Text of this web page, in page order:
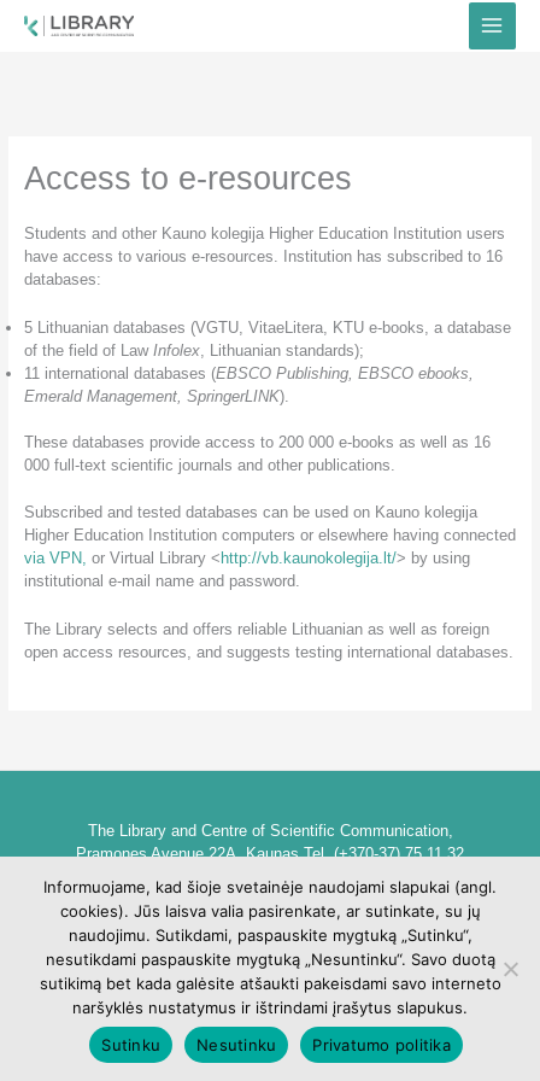
Access to e-resources
Students and other Kauno kolegija Higher Education Institution users
have access to various e-resources. Institution has subscribed to 16
databases:
5 Lithuanian databases (VGTU, VitaeLitera, KTU e-books, a database
of the field of Law Infolex, Lithuanian standards);
11 international databases (EBSCO Publishing, EBSCO ebooks,
Emerald Management, SpringerLINK).
These databases provide access to 200 000 e-books as well as 16
000 full-text scientific journals and other publications.
Subscribed and tested databases can be used on Kauno kolegija
Higher Education Institution computers or elsewhere having connected
via VPN, or Virtual Library < http://vb.kaunokolegija.lt/> by using
institutional e-mail name and password.
The Library selects and offers reliable Lithuanian as well as foreign
open access resources, and suggests testing international databases.
The Library and Centre of Scientific Communication,
Pramones Avenue 22A, Kaunas Tel. (+370-37) 75 11 32
biblioteka@go.kauko.lt
Head of the Library dr. Lina Šarlauskienė
Kauno kolegijos biblioteka ir mokslinės komunikacijos centras,
Pramonės pr. 22A, Kaunas Tel. +370 (37) 75 11 32
biblioteka@go.kauko.lt
Bibliotekos vadovė Lina Šarlauskienė
Informuojame, kad šioje svetainėje naudojami slapukai (angl.
cookies). Jūs laisva valia pasirenkate, ar sutinkate, su jų
naudojimu. Sutikdami, paspauskite mygtuką „Sutinku“,
nesutikdami paspauskite mygtuką „Nesuntinku“. Savo duotą
sutikimą bet kada galėsite atšaukti pakeisdami savo interneto
naršyklės nustatymus ir ištrindami įrašytus slapukus.
Sutinku
Nesutinku Privatumo politika